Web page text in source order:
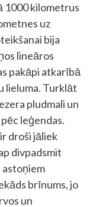
1000 kilometrus
uz
bija
lineāros
pakāpi atkarībā
lieluma. Turklāt
pludmali un
leģendas.
droši jāliek
divpadsmit
astoņiem
brīnums, jo
un